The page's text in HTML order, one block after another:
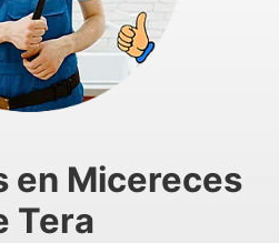
en Micereces
Tera